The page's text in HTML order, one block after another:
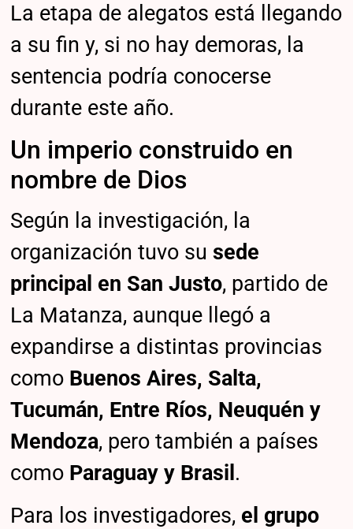
La etapa de alegatos está llegando
a su fin y, si no hay demoras, la
sentencia podría conocerse
durante este año.
Un imperio construido en
nombre de Dios
Según la investigación, la
organización tuvo susede
principal en San Justo, partido de
La Matanza, aunque llegó a
expandirse a distintas provincias
como Buenos Aires, Salta,
Tucumán, Entre Ríos, Neuquén y
Mendoza, pero también a países
como Paraguay y Brasil .
Para los investigadores, el grupo